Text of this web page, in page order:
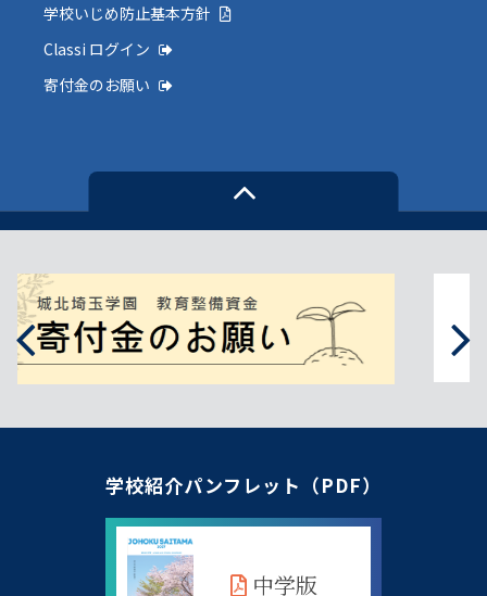
学校いじめ防止基本方針
Classi ログイン
寄付金のお願い
学校紹介パンフレット（PDF）
中学版